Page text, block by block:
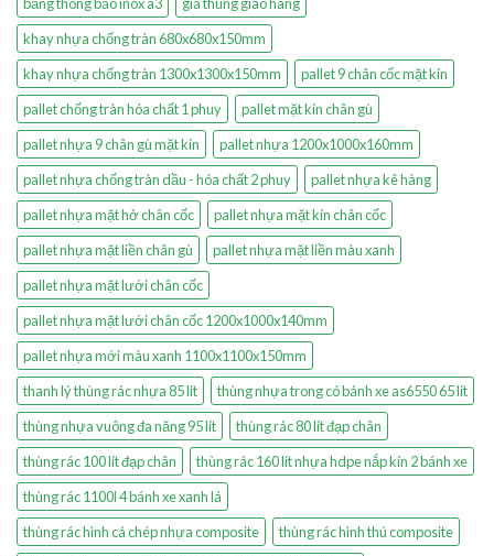
khay nhựa chống tràn 680x680x150mm
khay nhựa chống tràn 1300x1300x150mm
pallet 9 chân cốc mặt kín
pallet chống tràn hóa chất 1 phuy
pallet mặt kín chân gù
pallet nhựa 9 chân gù mặt kín
pallet nhựa 1200x1000x160mm
pallet nhựa chống tràn dầu - hóa chất 2 phuy
pallet nhựa kê hàng
pallet nhựa mặt hở chân cốc
pallet nhựa mặt kín chân cốc
pallet nhựa mặt liền chân gù
pallet nhựa mặt liền màu xanh
pallet nhựa mặt lưới chân cốc
pallet nhựa mặt lưới chân cốc 1200x1000x140mm
pallet nhựa mới màu xanh 1100x1100x150mm
thanh lý thùng rác nhựa 85 lít
thùng nhựa trong có bánh xe as6550 65 lít
thùng nhựa vuông đa năng 95 lít
thùng rác 80 lít đạp chân
thùng rác 100 lít đạp chân
thùng rác 160 lít nhựa hdpe nắp kín 2 bánh xe
thùng rác 1100l 4 bánh xe xanh lá
thùng rác hình cá chép nhựa composite
thùng rác hình thú composite